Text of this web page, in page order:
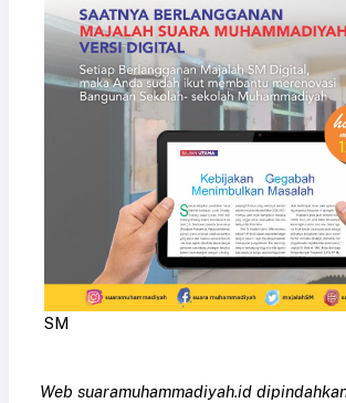
SM
Web suaramuhammadiyah.id